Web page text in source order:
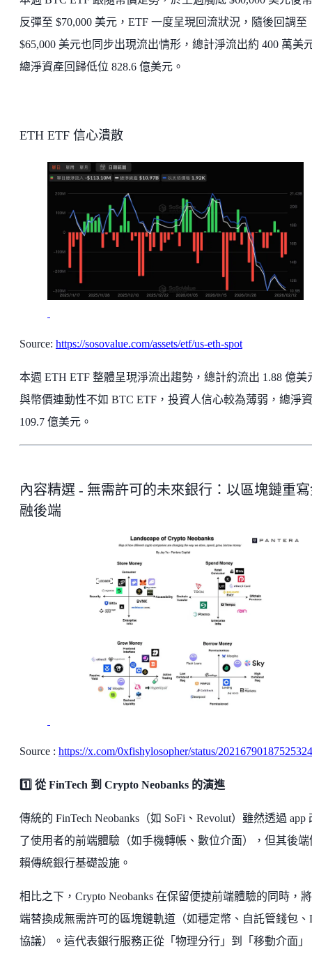
反彈至 $70,000 美元，ETF 一度呈現回流狀況，隨後回調至
$65,000 美元也同步出現流出情形，總計淨流出約 400 萬美
總淨資產回歸低位 828.6 億美元。
ETH ETF 信心潰散
Source: https://sosovalue.com/assets/etf/us-eth-spot
本週 ETH ETF 整體呈現淨流出趨勢，總計約流出 1.88 億美
與幣價連動性不如 BTC ETF，投資人信心較為薄弱，總淨
109.7 億美元。
內容精選 - 無需許可的未來銀行：以區塊鏈重
融後端
Source : https://x.com/0xfishylosopher/status/
1️⃣ 從 FinTech 到 Crypto Neobanks 的演進
傳統的 FinTech Neobanks（如 SoFi、Revolut）雖然透過 app
了使用者的前端體驗（如手機轉帳、數位介面），但其後端
賴傳統銀行基礎設施。
相比之下，Crypto Neobanks 在保留便捷前端體驗的同時，
端替換成無需許可的區塊鏈軌道（如穩定幣、自託管錢包、
協議）。這代表銀行服務正從「物理分行」到「移動介面」